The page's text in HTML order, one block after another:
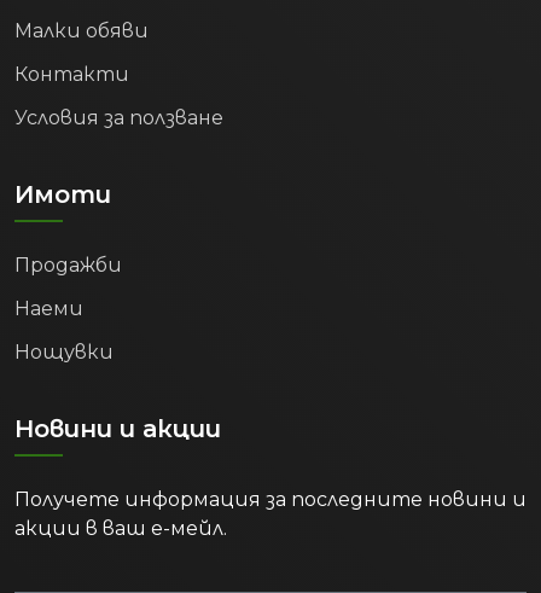
Малки обяви
Контакти
Условия за ползване
Имоти
Продажби
Наеми
Нощувки
Новини и акции
Получете информация за последните новини и
акции в ваш е-мейл.